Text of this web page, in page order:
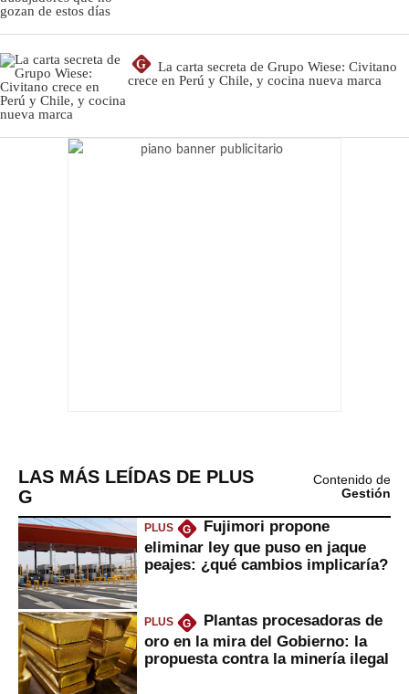
G
La carta secreta de Grupo Wiese: Civitano
crece en Perú y Chile, y cocina nueva marca
LAS MÁS LEÍDAS DE PLUS
G
Contenido de
Gestión
PLUS G
Fujimori propone
eliminar ley que puso en jaque
peajes: ¿qué cambios implicaría?
PLUS G
Plantas procesadoras de
oro en la mira del Gobierno: la
propuesta contra la minería ilegal